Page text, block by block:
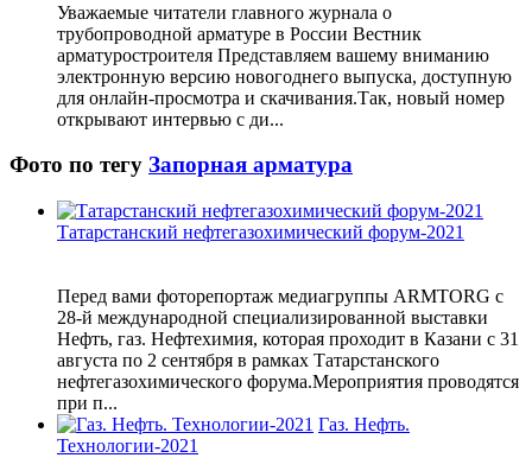
Уважаемые читатели главного журнала о
трубопроводной арматуре в России Вестник
арматуростроителя Представляем вашему вниманию
электронную версию новогоднего выпуска, доступную
для онлайн-просмотра и скачивания.Так, новый номер
открывают интервью c ди...
Фото по тегу Запорная арматура
Татарстанский нефтегазохимический форум-2021
Перед вами фоторепортаж медиагруппы ARMTORG с
28-й международной специализированной выставки
Нефть, газ. Нефтехимия, которая проходит в Казани с 31
августа по 2 сентября в рамках Татарстанского
нефтегазохимического форума.Мероприятия проводятся
при п...
Газ. Нефть.
Технологии-2021